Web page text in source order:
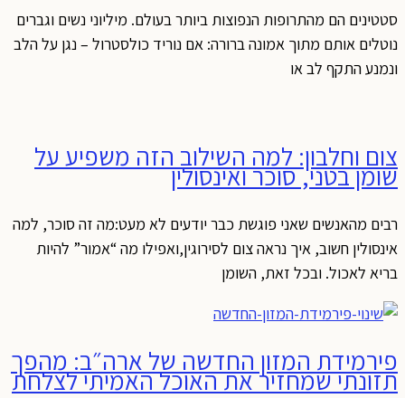
סטטינים הם מהתרופות הנפוצות ביותר בעולם. מיליוני נשים וגברים
נוטלים אותם מתוך אמונה ברורה: אם נוריד כולסטרול – נגן על הלב
ונמנע התקף לב או
צום וחלבון: למה השילוב הזה משפיע על
שומן בטני, סוכר ואינסולין
רבים מהאנשים שאני פוגשת כבר יודעים לא מעט:מה זה סוכר, למה
אינסולין חשוב, איך נראה צום לסירוגין,ואפילו מה “אמור” להיות
בריא לאכול. ובכל זאת, השומן
פירמידת המזון החדשה של ארה״ב: מהפך
תזונתי שמחזיר את האוכל האמיתי לצלחת